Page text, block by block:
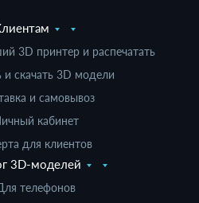
3D принтер и распечатать
и скачать 3D модели
и самовывоз
кабинет
для клиентов
3D-моделей
телефонов